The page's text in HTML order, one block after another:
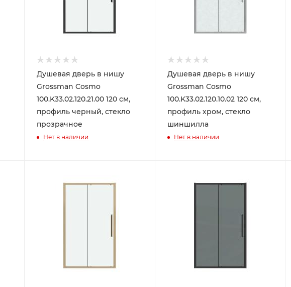
Душевая дверь в нишу
Grossman Cosmo
100.K33.02.120.21.00 120 см,
профиль черный, стекло
прозрачное
Нет в наличии
Душевая дверь в нишу
Grossman Cosmo
100.K33.02.120.10.02 120 см,
профиль хром, стекло
шиншилла
Нет в наличии